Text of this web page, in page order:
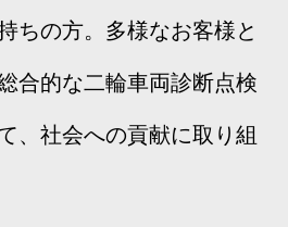
ちの方。多様なお客様と
合的な二輪車両診断点検
、社会への貢献に取り組